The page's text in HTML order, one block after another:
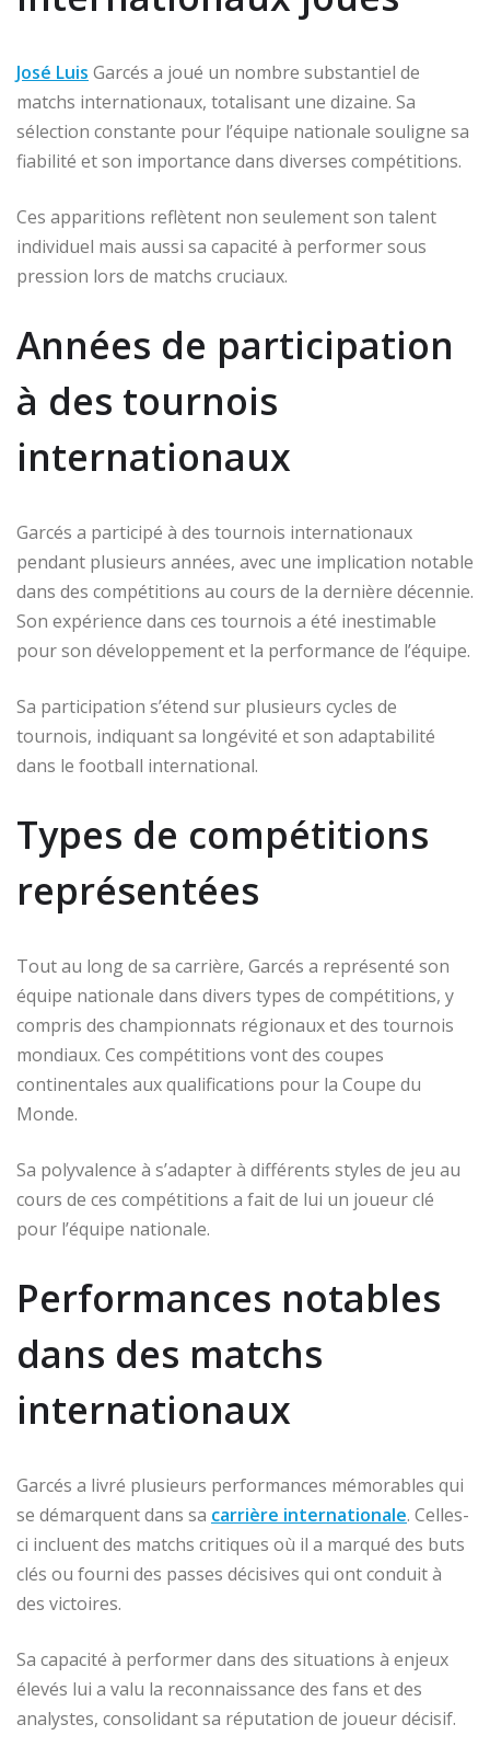
José Luis Garcés a joué un nombre substantiel de
matchs internationaux, totalisant une dizaine. Sa
sélection constante pour l’équipe nationale souligne sa
fiabilité et son importance dans diverses compétitions.
Ces apparitions reflètent non seulement son talent
individuel mais aussi sa capacité à performer sous
pression lors de matchs cruciaux.
Années de participation
à des tournois
internationaux
Garcés a participé à des tournois internationaux
pendant plusieurs années, avec une implication notable
dans des compétitions au cours de la dernière décennie.
Son expérience dans ces tournois a été inestimable
pour son développement et la performance de l’équipe.
Sa participation s’étend sur plusieurs cycles de
tournois, indiquant sa longévité et son adaptabilité
dans le football international.
Types de compétitions
représentées
Tout au long de sa carrière, Garcés a représenté son
équipe nationale dans divers types de compétitions, y
compris des championnats régionaux et des tournois
mondiaux. Ces compétitions vont des coupes
continentales aux qualifications pour la Coupe du
Monde.
Sa polyvalence à s’adapter à différents styles de jeu au
cours de ces compétitions a fait de lui un joueur clé
pour l’équipe nationale.
Performances notables
dans des matchs
internationaux
Garcés a livré plusieurs performances mémorables qui
se démarquent dans sa carrière internationale. Celles-
ci incluent des matchs critiques où il a marqué des buts
clés ou fourni des passes décisives qui ont conduit à
des victoires.
Sa capacité à performer dans des situations à enjeux
élevés lui a valu la reconnaissance des fans et des
analystes, consolidant sa réputation de joueur décisif.